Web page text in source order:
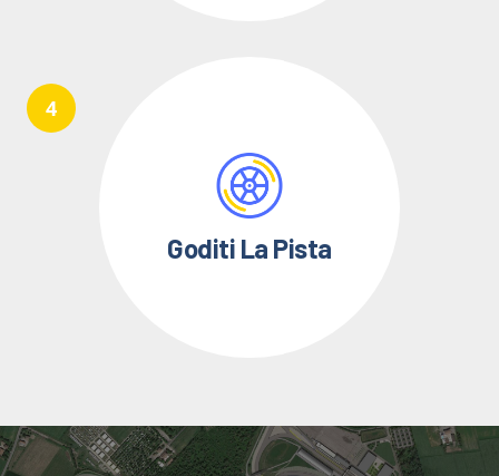
Goditi La Pista